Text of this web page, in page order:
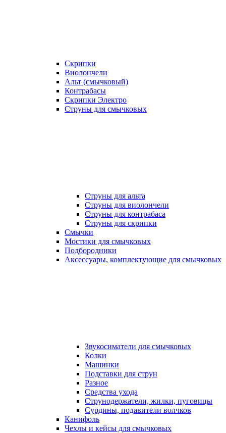
Скрипки
Виолончели
Альт (смычковый)
Контрабасы
Скрипки Электро
Струны для смычковых
Струны для альта
Струны для виолончели
Струны для контрабаса
Струны для скрипки
Смычки
Мостики для смычковых
Подбородники
Аксеcсуары, комплектующие для смычковых
Звукосиматели для смычковых
Колки
Машинки
Подставки для струн
Разное
Средства ухода
Струнодержатели, жилки, пуговицы
Сурдины, подавители волчков
Канифоль
Чехлы и кейсы для смычковых